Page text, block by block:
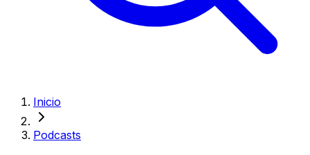
Inicio
Podcasts